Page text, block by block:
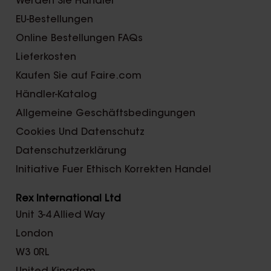
EU-Bestellungen
Online Bestellungen FAQs
Lieferkosten
Kaufen Sie auf Faire.com
Händler-Katalog
Allgemeine Geschäftsbedingungen
Cookies Und Datenschutz
Datenschutzerklärung
Initiative Fuer Ethisch Korrekten Handel
Rex International Ltd
Unit 3-4 Allied Way
London
W3 0RL